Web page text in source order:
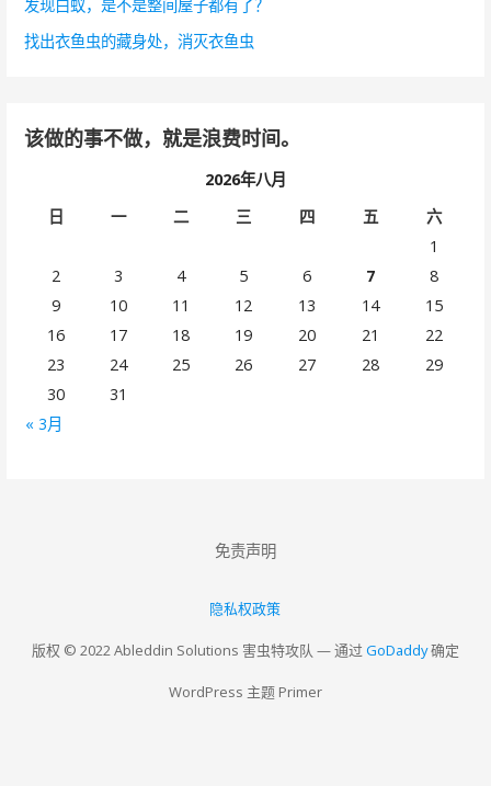
发现白蚁，是不是整间屋子都有了？
找出衣鱼虫的藏身处，消灭衣鱼虫
该做的事不做，就是浪费时间。
2026年八月
日
一 二 三 四 五 六
« 3月
1
2
3 4 5 6 7
8
9
10 11 12 13 14
15
16
17 18 19 20 21
22
23
24 25 26 27 28
29
30
31
免责声明
隐私权政策
版权 © 2022 Ableddin Solutions 害虫特攻队 — 通过 GoDaddy确定
WordPress 主题 Primer